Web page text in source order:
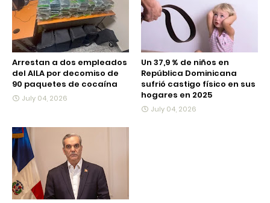
Arrestan a dos empleados
del AILA por decomiso de
90 paquetes de cocaína
July 04, 2026
Un 37,9 % de niños en
República Dominicana
sufrió castigo físico en sus
hogares en 2025
July 04, 2026